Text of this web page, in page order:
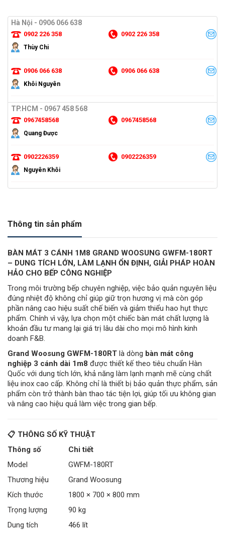
Hà Nội - 0906 066 638
0902 226 358 0902 226 358
Thùy Chi
0906 066 638 0906 066 638
Khôi Nguyên
TP.HCM - 0967 458 568
0967458568 0967458568
Quang Được
0902226359 0902226359
Nguyên Khôi
Thông tin sản phẩm
BÀN MÁT 3 CÁNH 1M8 GRAND WOOSUNG GWFM-180RT
– DUNG TÍCH LỚN, LÀM LẠNH ỔN ĐỊNH, GIẢI PHÁP HOÀN
HẢO CHO BẾP CÔNG NGHIỆP
Trong môi trường bếp chuyên nghiệp, việc bảo quản nguyên liệu
đúng nhiệt độ không chỉ giúp giữ trọn hương vị mà còn góp
phần nâng cao hiệu suất chế biến và giảm thiểu hao hụt thực
phẩm. Chính vì vậy, lựa chọn một chiếc bàn mát chất lượng là
khoản đầu tư mang lại giá trị lâu dài cho mọi mô hình kinh
doanh F&B.
Grand Woosung GWFM-180RT là dòng bàn mát công
nghiệp 3 cánh dài 1m8 được thiết kế theo tiêu chuẩn Hàn
Quốc với dung tích lớn, khả năng làm lạnh mạnh mẽ cùng chất
liệu inox cao cấp. Không chỉ là thiết bị bảo quản thực phẩm, sản
phẩm còn trở thành bàn thao tác tiện lợi, giúp tối ưu không gian
và nâng cao hiệu quả làm việc trong gian bếp.
📋 THÔNG SỐ KỸ THUẬT
Thông số
Chi tiết
Model
GWFM-180RT
Thương hiệu
Grand Woosung
Kích thước
1800 × 700 × 800 mm
Trọng lượng
90 kg
Dung tích
466 lít